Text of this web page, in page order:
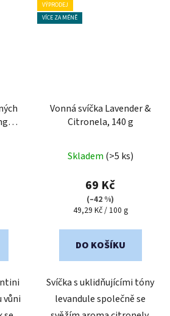
vůni
VÝPRODEJ
VÍCE ZA MÉNĚ
Vonná svíčka Lavender &
Citronela, 140 g
hodnocení
produktu
je
5,0
z
5
hvězdiček.
Skladem (>5 ks)
69 Kč
(–42 %)
Měrná
49,29 Kč / 100 g
DO KOŠÍKU
Svíčka s uklidňujícími tóny
levandule společně se